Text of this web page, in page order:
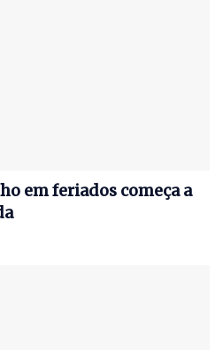
em feriados começa a